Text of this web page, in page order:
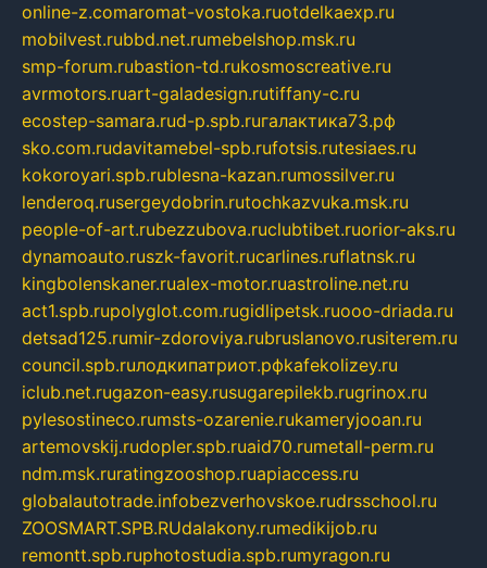
online-z.comaromat-vostoka.ruotdelkaexp.ru
mobilvest.rubbd.net.rumebelshop.msk.ru
smp-forum.rubastion-td.rukosmoscreative.ru
avrmotors.ruart-galadesign.rutiffany-c.ru
ecostep-samara.rud-p.spb.ruгалактика73.рф
sko.com.rudavitamebel-spb.rufotsis.rutesiaes.ru
kokoroyari.spb.rublesna-kazan.rumossilver.ru
lenderoq.rusergeydobrin.rutochkazvuka.msk.ru
people-of-art.rubezzubova.ruclubtibet.ruorior-aks.ru
dynamoauto.ruszk-favorit.rucarlines.ruflatnsk.ru
kingbolenskaner.rualex-motor.ruastroline.net.ru
act1.spb.rupolyglot.com.rugidlipetsk.ruooo-driada.ru
detsad125.rumir-zdoroviya.rubruslanovo.rusiterem.ru
council.spb.ruлодкипатриот.рфkafekolizey.ru
iclub.net.rugazon-easy.rusugarepilekb.rugrinox.ru
pylesostineco.rumsts-ozarenie.rukameryjooan.ru
artemovskij.rudopler.spb.ruaid70.rumetall-perm.ru
ndm.msk.ruratingzooshop.ruapiaccess.ru
globalautotrade.infobezverhovskoe.rudrsschool.ru
ZOOSMART.SPB.RUdalakony.rumedikijob.ru
remontt.spb.ruphotostudia.spb.rumyragon.ru